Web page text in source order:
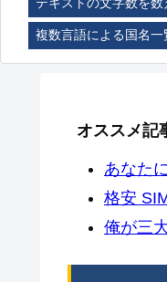
テキストの文字数を数
複数言語による国名一
オススメ記
あなた
格安
俺が三